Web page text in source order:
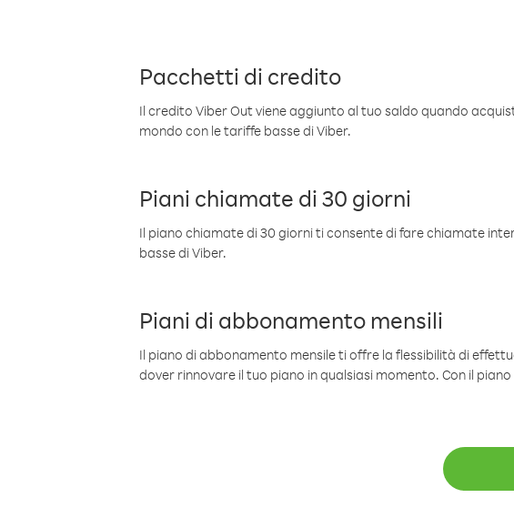
Pacchetti di credito
Il credito Viber Out viene aggiunto al tuo saldo quando
mondo con le tariffe basse di Viber.
Piani chiamate di 30 giorni
Il piano chiamate di 30 giorni ti consente di fare chiamate
basse di Viber.
Piani di abbonamento mensili
Il piano di abbonamento mensile ti offre la flessibilità di
dover rinnovare il tuo piano in qualsiasi momento. Con il